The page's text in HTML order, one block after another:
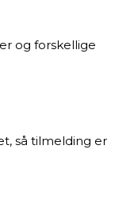
og forskellige
så tilmelding er